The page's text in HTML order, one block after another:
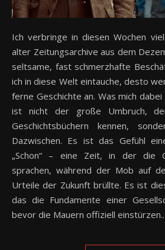
Ich verbringe in diesen Wochen viel Zeit mit dem Lesen
alter Zeitungsarchive aus dem
seltsame, fast schmerzhafte
ich in diese Welt eintauche, desto
ferne Geschichte an. Was mich
ist nicht der große Umbruch,
Geschichtsbüchern kennen,
Dazwischen. Es ist das Gefühl
„Schon“ – eine Zeit, in der die
sprachen, während der Mob auf
Urteile der Zukunft brüllte. Es ist
das die Fundamente einer
bevor die Mauern offiziell